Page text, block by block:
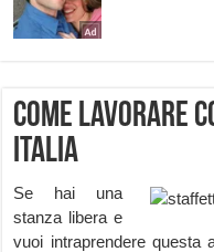
Come lavorare
Italia
Se hai una
stanza libera e
vuoi intraprendere questa